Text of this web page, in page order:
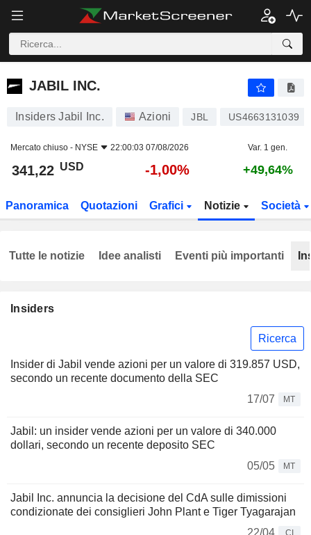
JABIL INC.
JABIL INC.
Insiders Jabil Inc. Azioni JBL US4663131039
Mercato chiuso - NYSE 22:00:03 07/08/2026 Var. 1 gen.
341,22 USD -1,00% +49,64%
Panoramica Quotazioni Grafici Notizie Società
Insiders
Ricerca
Insider di Jabil vende azioni per un valore di 319.857 USD,
secondo un recente documento della SEC
17/07
MT
Jabil: un insider vende azioni per un valore di 340.000
dollari, secondo un recente deposito SEC
05/05
MT
Jabil Inc. annuncia la decisione del CdA sulle dimissioni
condizionate dei consiglieri John Plant e Tiger Tyagarajan
CI
Tutte le notizie Idee analisti Eventi più importanti